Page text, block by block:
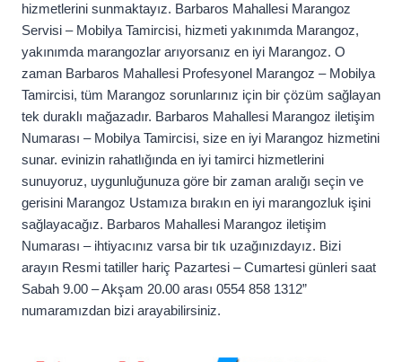
hizmetlerini sunmaktayız. Barbaros Mahallesi Marangoz
Servisi – Mobilya Tamircisi, hizmeti yakınımda Marangoz,
yakınımda marangozlar arıyorsanız en iyi Marangoz. O
zaman Barbaros Mahallesi Profesyonel Marangoz – Mobilya
Tamircisi, tüm Marangoz sorunlarınız için bir çözüm sağlayan
tek duraklı mağazadır. Barbaros Mahallesi Marangoz iletişim
Numarası – Mobilya Tamircisi, size en iyi Marangoz hizmetini
sunar. evinizin rahatlığında en iyi tamirci hizmetlerini
sunuyoruz, uygunluğunuza göre bir zaman aralığı seçin ve
gerisini Marangoz Ustamıza bırakın en iyi marangozluk işini
sağlayacağız. Barbaros Mahallesi Marangoz iletişim
Numarası – ihtiyacınız varsa bir tık uzağınızdayız. Bizi
arayın Resmi tatiller hariç Pazartesi – Cumartesi günleri saat
Sabah 9.00 – Akşam 20.00 arası 0554 858 1312”
numaramızdan bizi arayabilirsiniz.